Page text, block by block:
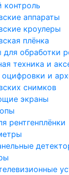
контроль
аппараты
кроулеры
плёнка
для обработки
техника и
и
снимков
экраны
рентгенплёнки